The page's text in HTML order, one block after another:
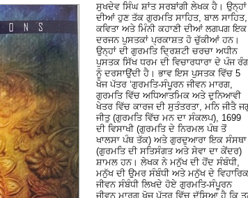
ਸੁਖਦੇਵ ਸਿੰਘ ਸ਼ਾਂਤ ਸਰਬਾਂਗੀ ਲੇਖਕ ਹੈ। ਉਨ੍ਹਾਂ
ਦੀਆਂ ਹੁਣ ਤੱਕ ਗੁਰਮਤਿ ਸਾਹਿਤ, ਬਾਲ ਸਾਹਿਤ,
ਕਵਿਤਾ ਅਤੇ ਮਿੰਨੀ ਕਹਾਣੀ ਦੀਆਂ ਲਗਪਗ ਇਕ
ਦਰਜਨ ਪੁਸਤਕਾਂ ਪ੍ਰਕਾਸ਼ਤ ਹੋ ਚੁੱਕੀਆਂ ਹਨ।
ਉਨ੍ਹਾਂ ਦੀ ਗੁਰਮਤਿ ਦਿ੍ਰਸ਼ਟੀ ਚਰਚਾ ਅਧੀਨ
ਪੁਸਤਕ ਸਿੱਖ ਧਰਮ ਦੀ ਵਿਚਾਰਧਾਰਾ ਦੇ ਪੰਜ
ਨੂੰ ਦਰਸਾਉਂਦੀ ਹੈ। ਭਾਵ ਇਸ ਪੁਸਤਕ ਵਿੱਚ 5
ਖੋਜ ਪੱਤਰ ‘ਗੁਰਮਤਿ-ਸੰਪੂਰਨ ਜੀਵਨ ਮਾਰਗ,
ਗੁਰਮਤਿ ਵਿੱਚ ਅਧਿਆਤਮਿਕ ਅਤੇ ਦੁਨਿਆਵੀ
ਖੇਤਰ ਵਿੱਚ ਕਾਰਜ ਦੀ ਸੁਤੰਤਰਤਾ, ਮਨਿ ਜੀਤੈ
ਜੀਤੁ (ਗੁਰਮਤਿ ਵਿੱਚ ਮਨ ਦਾ ਸੰਕਲਪ), 1699
ਦੀ ਵਿਸਾਖੀ (ਗੁਰਮਤਿ ਦੇ ਨਿਰਮਲ ਪੰਥ ਤੋਂ
ਖਾਲਸਾ ਪੰਥ ਤੱਕ) ਅਤੇ ਗੁਰਦੁਆਰਾ ਇਕ ਸੰਸਥਾ
(ਗੁਰਮਤਿ ਦੀ ਸਤਿਸੰਗਤ ਅਤੇ ਸੇਵਾ ਦਾ ਕੇਂਦਰ)
ਸ਼ਾਮਲ ਹਨ। ਲੇਖਕ ਨੇ ਮਨੁੱਖ ਦੀ ਹੋਂਦ ਸੰਬੰਧੀ,
ਮਨੁੱਖ ਦੀ ਉਮਰ ਸੰਬੰਧੀ ਅਤੇ ਮਨੁੱਖ ਦੇ ਵਿਹਾਰਿਕ
ਜੀਵਨ ਸੰਬੰਧੀ ਲਿਖਦੇ ਹੋਏ ਗੁਰਮਤਿ-ਸੰਪੂਰਨ
ਜੀਵਨ ਮਾਰਗ ਖੋਜ ਪੱਤਰ ਵਿੱਚ ਦੱਸਿਆ ਹੈ ਕਿ